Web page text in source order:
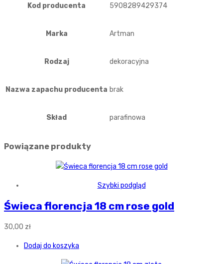
Kod producenta 5908289429374
Marka Artman
Rodzaj dekoracyjna
Nazwa zapachu producenta brak
Skład parafinowa
Powiązane produkty
Szybki podgląd
Świeca florencja 18 cm rose gold
30,00 zł
Dodaj do koszyka